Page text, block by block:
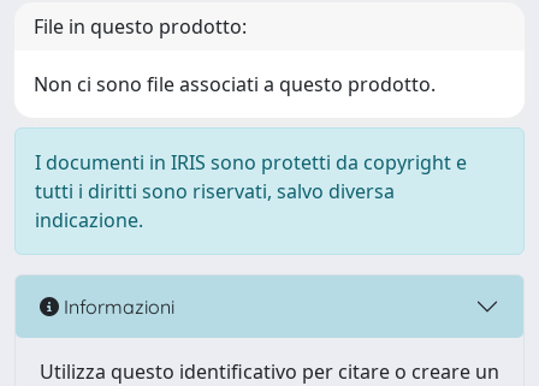
File in questo prodotto:
Non ci sono file associati a questo prodotto.
I documenti in IRIS sono protetti da copyright e
tutti i diritti sono riservati, salvo diversa
indicazione.
Informazioni
Utilizza questo identificativo per citare o creare un